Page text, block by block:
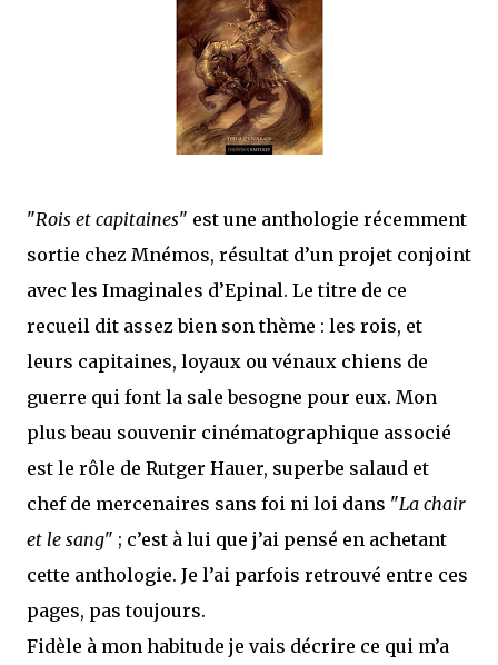
mettre sous tous les yeux. C'est cela...
"Rois et capitaines" est une anthologie récemment
sortie chez Mnémos, résultat d’un projet conjoint
avec les Imaginales d’Epinal. Le titre de ce
recueil dit assez bien son thème : les rois, et
leurs capitaines, loyaux ou vénaux chiens de
guerre qui font la sale besogne pour eux. Mon
plus beau souvenir cinématographique associé
est le rôle de Rutger Hauer, superbe salaud et
chef de mercenaires sans foi ni loi dans "La chair
et le sang" ; c’est à lui que j’ai pensé en achetant
cette anthologie. Je l’ai parfois retrouvé entre ces
pages, pas toujours.
Fidèle à mon habitude je vais décrire ce qui m’a